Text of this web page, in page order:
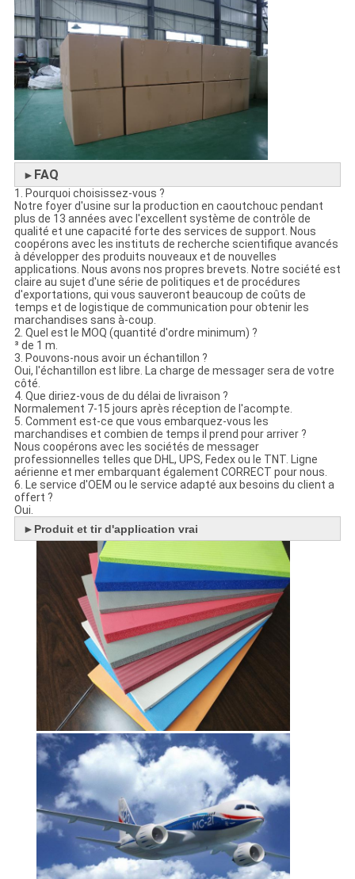
► FAQ
1. Pourquoi choisissez-vous ?
Notre foyer d'usine sur la production en caoutchouc pendant
plus de 13 années avec l'excellent système de contrôle de
qualité et une capacité forte des services de support. Nous
coopérons avec les instituts de recherche scientifique avancés
à développer des produits nouveaux et de nouvelles
applications. Nous avons nos propres brevets. Notre société est
claire au sujet d'une série de politiques et de procédures
d'exportations, qui vous sauveront beaucoup de coûts de
temps et de logistique de communication pour obtenir les
marchandises sans à-coup.
2. Quel est le MOQ (quantité d'ordre minimum) ?
³ de 1 m.
3. Pouvons-nous avoir un échantillon ?
Oui, l'échantillon est libre. La charge de messager sera de votre
côté.
4. Que diriez-vous de du délai de livraison ?
Normalement 7-15 jours après réception de l'acompte.
5. Comment est-ce que vous embarquez-vous les
marchandises et combien de temps il prend pour arriver ?
Nous coopérons avec les sociétés de messager
professionnelles telles que DHL, UPS, Fedex ou le TNT. Ligne
aérienne et mer embarquant également CORRECT pour nous.
6. Le service d'OEM ou le service adapté aux besoins du client a
offert ?
Oui.
► Produit et tir d'application vrai